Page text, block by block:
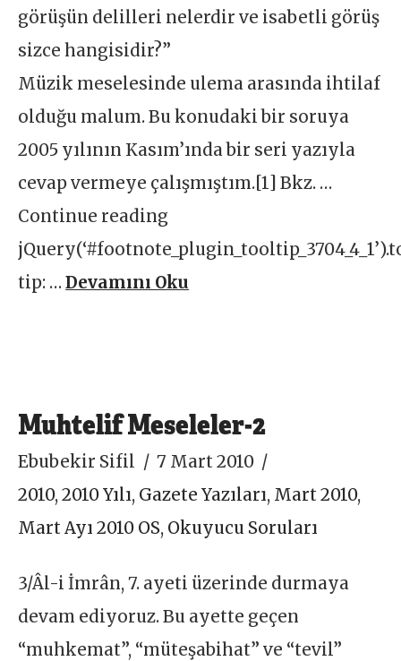
görüşün delilleri nelerdir ve isabetli görüş
sizce hangisidir?”
Müzik meselesinde ulema arasında ihtilaf
olduğu malum. Bu konudaki bir soruya
2005 yılının Kasım’ında bir seri yazıyla
cevap vermeye çalışmıştım.[1] Bkz. …
Continue reading
tip: …Devamını Oku
Muhtelif Meseleler-2
Ebubekir Sifil
7 Mart 2010
2010,2010 Yılı, Gazete Yazıları, Mart 2010,
Mart Ayı 2010 OS, Okuyucu Soruları
3/Âl-i İmrân, 7. ayeti üzerinde durmaya
devam ediyoruz. Bu ayette geçen
“muhkemat”, “müteşabihat” ve “tevil”